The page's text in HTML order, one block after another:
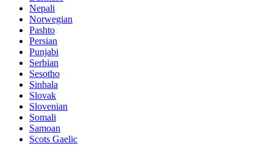
Nepali
Norwegian
Pashto
Persian
Punjabi
Serbian
Sesotho
Sinhala
Slovak
Slovenian
Somali
Samoan
Scots Gaelic